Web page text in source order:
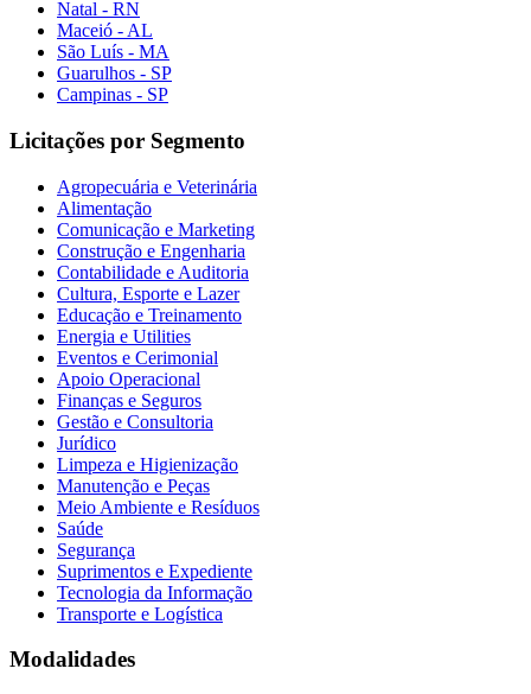
Natal - RN
Maceió - AL
São Luís - MA
Guarulhos - SP
Campinas - SP
Licitações por Segmento
Agropecuária e Veterinária
Alimentação
Comunicação e Marketing
Construção e Engenharia
Contabilidade e Auditoria
Cultura, Esporte e Lazer
Educação e Treinamento
Energia e Utilities
Eventos e Cerimonial
Apoio Operacional
Finanças e Seguros
Gestão e Consultoria
Jurídico
Limpeza e Higienização
Manutenção e Peças
Meio Ambiente e Resíduos
Saúde
Segurança
Suprimentos e Expediente
Tecnologia da Informação
Transporte e Logística
Modalidades